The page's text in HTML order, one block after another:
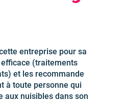
entreprise pour sa
(traitements
et les recommande
à toute personne qui
aux nuisibles dans son